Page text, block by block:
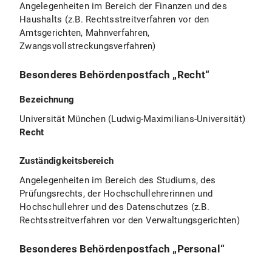
Angelegenheiten im Bereich der Finanzen und des
Haushalts (z.B. Rechtsstreitverfahren vor den
Amtsgerichten, Mahnverfahren,
Zwangsvollstreckungsverfahren)
Besonderes Behördenpostfach „Recht“
Bezeichnung
Universität München (Ludwig-Maximilians-Universität)
Recht
Zuständigkeitsbereich
Angelegenheiten im Bereich des Studiums, des
Prüfungsrechts, der Hochschullehrerinnen und
Hochschullehrer und des Datenschutzes (z.B.
Rechtsstreitverfahren vor den Verwaltungsgerichten)
Besonderes Behördenpostfach „Personal“